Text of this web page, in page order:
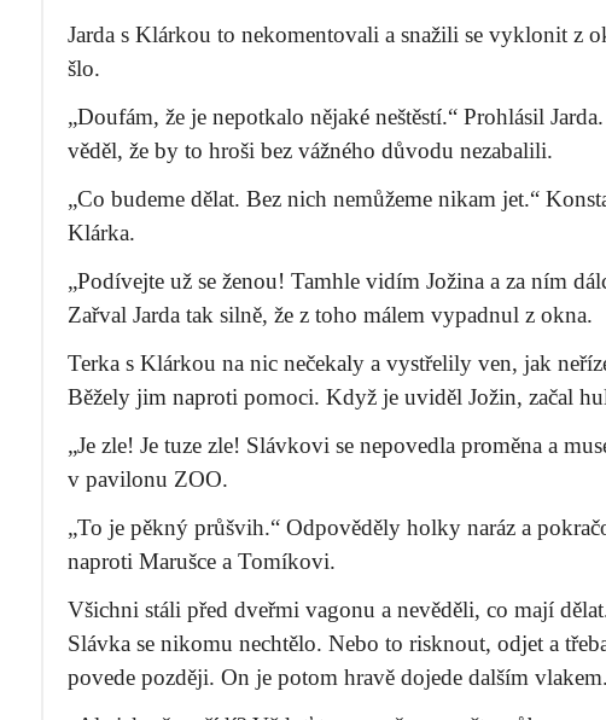
Jarda s Klárkou to nekomentovali a snažili se vyklonit z
šlo.
„Doufám, že je nepotkalo nějaké neštěstí.“ Prohlásil
věděl, že by to hroši bez vážného důvodu nezabalili.
„Co budeme dělat. Bez nich nemůžeme nikam jet.“
Klárka.
„Podívejte už se ženou! Tamhle vidím Jožina a za ním
Zařval Jarda tak silně, že z toho málem vypadnul z okna.
Terka s Klárkou na nic nečekaly a vystřelily ven, jak
Běžely jim naproti pomoci. Když je uviděl Jožin, začal
„Je zle! Je tuze zle! Slávkovi se nepovedla proměna a
v pavilonu ZOO.
„To je pěkný průšvih.“ Odpověděly holky naráz a
naproti Marušce a Tomíkovi.
Všichni stáli před dveřmi vagonu a nevěděli, co mají
Slávka se nikomu nechtělo. Nebo to risknout, odjet a
povede později. On je potom hravě dojede dalším vlakem.